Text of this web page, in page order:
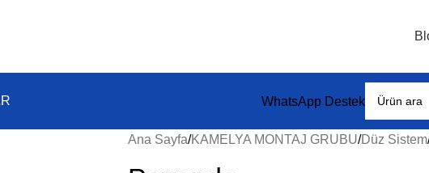
WhatsApp Destek
Ana Sayfa KAMELYA MONTAJ GRUBU Düz Sistem